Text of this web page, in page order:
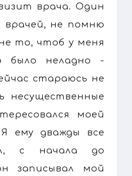
врача. Один
врачей, не помню
то, чтоб у меня
было неладно -
стараюсь не
несущественные
моей
ему дважды все
с начала до
записывал мой